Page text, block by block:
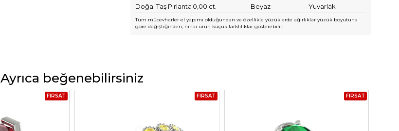
Doğal Taş Pırlanta 0,00 ct. Beyaz Yuvarlak
Tüm mücevherler el yapımı olduğundan ve özellikle yüzüklerde ağırlıklar yüzük boyutuna
göre değiştiğinden, nihai ürün küçük farklılıklar gösterebilir.
Ayrıca beğenebilirsiniz
FIRSAT FIRSAT FIRSAT